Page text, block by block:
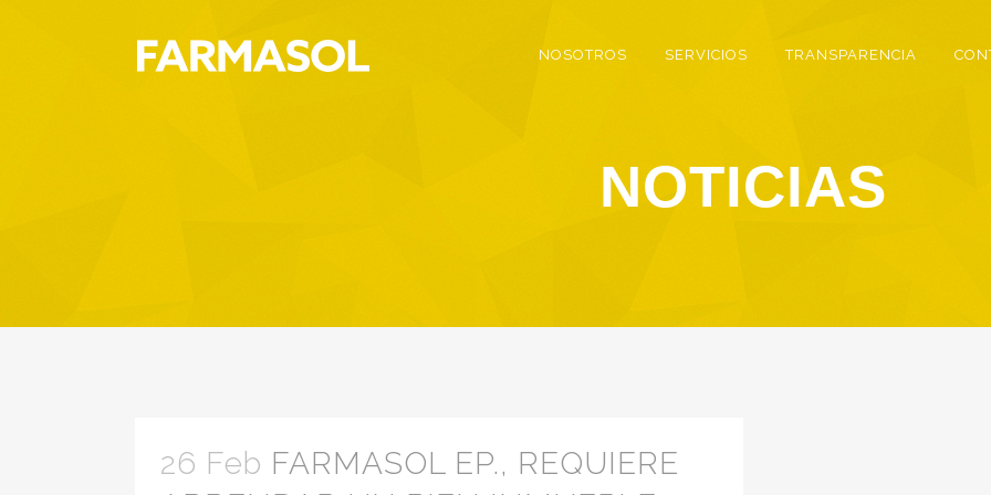
NOSOTROS SERVICIOS TRANSPARENCIA
NOTICIAS
26 Feb FARMASOL EP., REQUIERE